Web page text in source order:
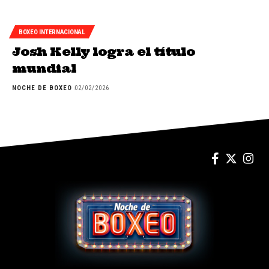
BOXEO INTERNACIONAL
Josh Kelly logra el título
mundial
NOCHE DE BOXEO 02/02/2026